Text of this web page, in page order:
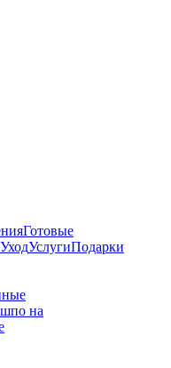
Готовые
УходУслугиПодарки
на